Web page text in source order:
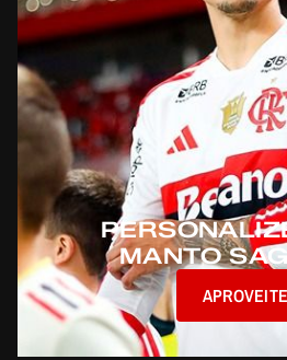
MANTO
APROVEITE